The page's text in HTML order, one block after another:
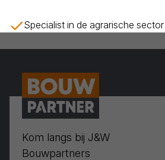
Specialist in de agrarische sector
Kom langs bij J&W
Bouwpartners